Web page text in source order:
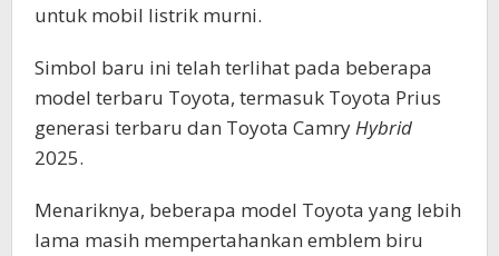
untuk mobil listrik murni.
Simbol baru ini telah terlihat pada beberapa
model terbaru Toyota, termasuk Toyota Prius
generasi terbaru dan Toyota CamryHybrid
2025.
Menariknya, beberapa model Toyota yang lebih
lama masih mempertahankan emblem biru